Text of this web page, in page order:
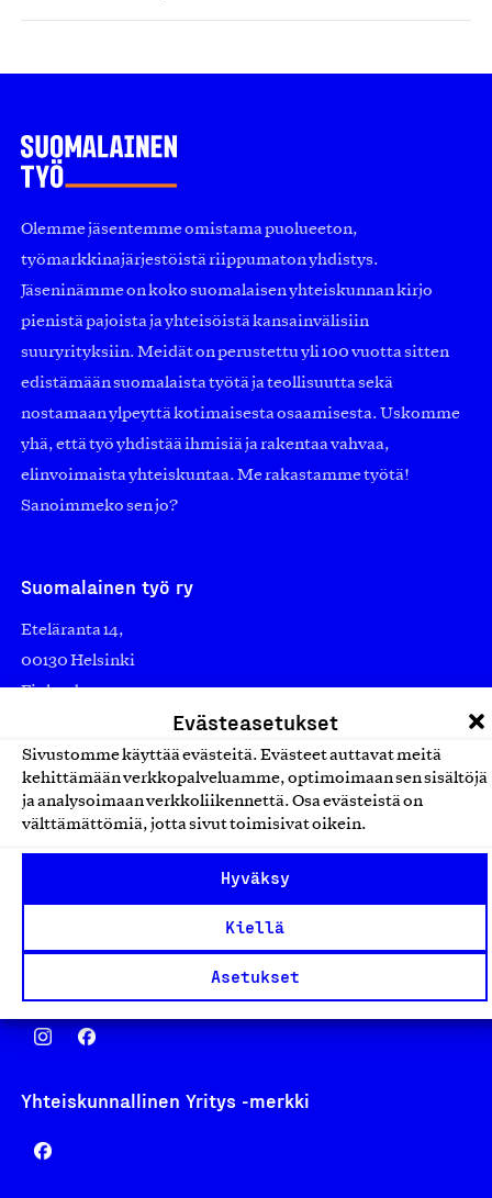
Evästeasetukset
Sivustomme käyttää evästeitä. Evästeet auttavat meitä
kehittämään verkkopalveluamme, optimoimaan sen sisältöjä
ja analysoimaan verkkoliikennettä. Osa evästeistä on
välttämättömiä, jotta sivut toimisivat oikein.
Hyväksy
Kiellä
Asetukset
Olemme jäsentemme omistama puolueeton,
työmarkkinajärjestöistä riippumaton yhdistys.
Jäseninämme on koko suomalaisen yhteiskunnan kirjo
pienistä pajoista ja yhteisöistä kansainvälisiin
suuryrityksiin. Meidät on perustettu yli 100 vuotta sitten
edistämään suomalaista työtä ja teollisuutta sekä
nostamaan ylpeyttä kotimaisesta osaamisesta. Uskomme
yhä, että työ yhdistää ihmisiä ja rakentaa vahvaa,
elinvoimaista yhteiskuntaa. Me rakastamme työtä!
Sanoimmeko sen jo?
Suomalainen työ ry
Eteläranta 14,
00130 Helsinki
Finland
asiakaspalvelu@suomalainentyo.fi
laskutus@suomalainentyo.fi
Yhteiskunnallinen Yritys -merkki